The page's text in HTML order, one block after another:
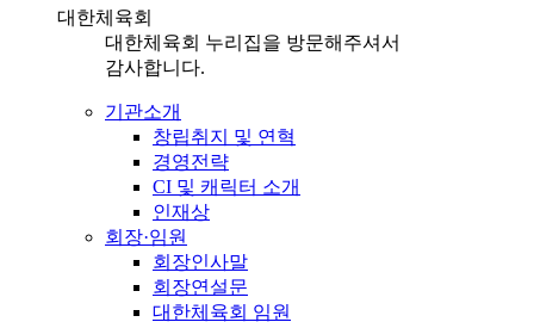
대한체육회
대한체육회 누리집을 방문해주셔서
감사합니다.
기관소개
창립취지 및 연혁
경영전략
CI 및 캐릭터 소개
인재상
회장·임원
회장인사말
회장연설문
대한체육회 임원